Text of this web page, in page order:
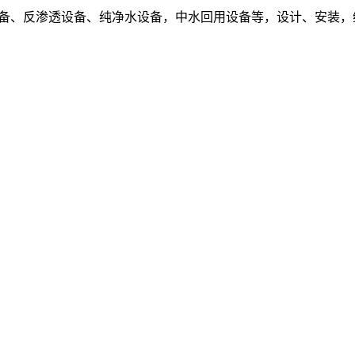
反渗透设备、纯净水设备，中水回用设备等，设计、安装，